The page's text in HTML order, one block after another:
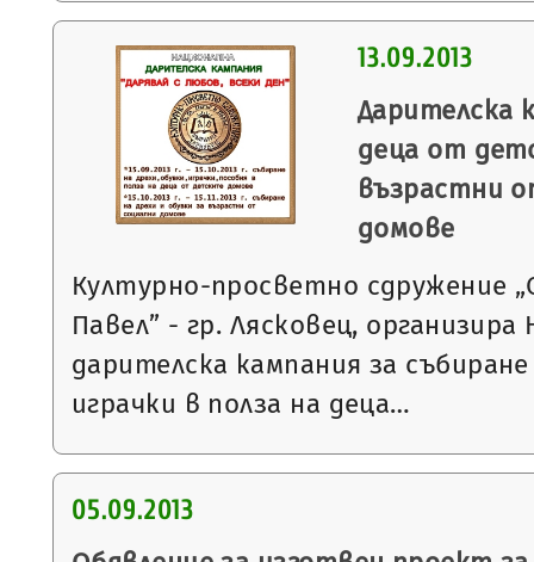
13.09.2013
Дарителска
деца от
възрастни
домове
Културно-просветно сдружение
Павел” - гр. Лясковец, организира
дарителска кампания за
играчки в полза на деца…
05.09.2013